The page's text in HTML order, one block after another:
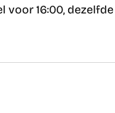
voor 16:00,